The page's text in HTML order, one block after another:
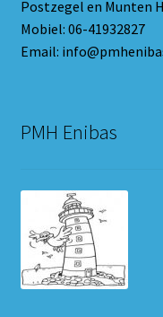
Postzegel en Munten
Mobiel: 06-41932827
Email:
PMH Enibas